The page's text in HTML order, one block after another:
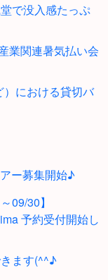
で没入感たっぷ
業関連暑気払い会
における貸切バ
ー募集開始♪
09/30】
予約受付開始し
ます(^^♪